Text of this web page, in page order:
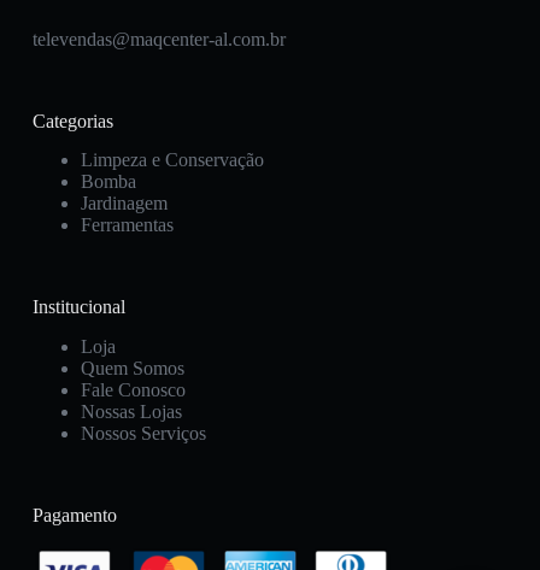
televendas@maqcenter-al.com.br
Categorias
Limpeza e Conservação
Bomba
Jardinagem
Ferramentas
Institucional
Loja
Quem Somos
Fale Conosco
Nossas Lojas
Nossos Serviços
Pagamento